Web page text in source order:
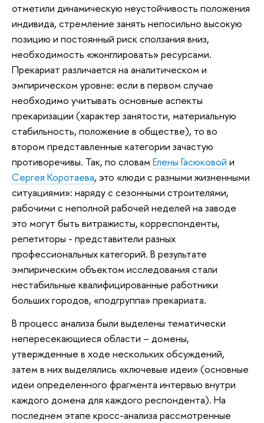
отметили динамическую неустойчивость положения
индивида, стремление занять непосильно высокую
позицию и постоянный риск сползания вниз,
необходимость «жонглировать» ресурсами.
Прекариат различается на аналитическом и
эмпирическом уровне: если в первом случае
необходимо учитывать основные аспекты
прекаризации (характер занятости, материальную
стабильность, положение в обществе), то во
втором представленные категории зачастую
противоречивы. Так, по словам Елены Гасюковой и
Сергея Коротаева, это «люди с разными жизненными
ситуациями»: наряду с сезонными строителями,
рабочими с неполной рабочей неделей на заводе
это могут быть витражисты, корреспонденты,
репетиторы - представители разных
профессиональных категорий. В результате
эмпирическим объектом исследования стали
нестабильные квалифицированные работники
больших городов, «подгруппа» прекариата.
В процесс анализа были выделены тематически
непересекающиеся области – домены,
утвержденные в ходе нескольких обсуждений,
затем в них выделялись «ключевые идеи» (основные
идеи определенного фрагмента интервью внутри
каждого домена для каждого респондента). На
последнем этапе кросс-анализа рассмотренные